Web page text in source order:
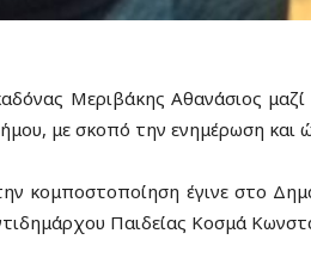
Μεριβάκης Αθανάσιος
με σκοπό την ενημέρωση
κομποστοποίηση έγινε στο
Παιδείας Κοσμά